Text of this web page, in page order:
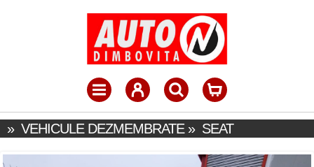
» VEHICULE DEZMEMBRATE» SEAT